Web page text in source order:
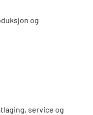
og
service og